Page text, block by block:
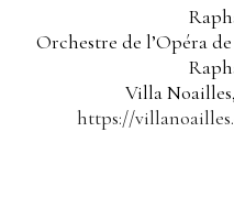
Orchestre de l’Opéra
Villa
https://